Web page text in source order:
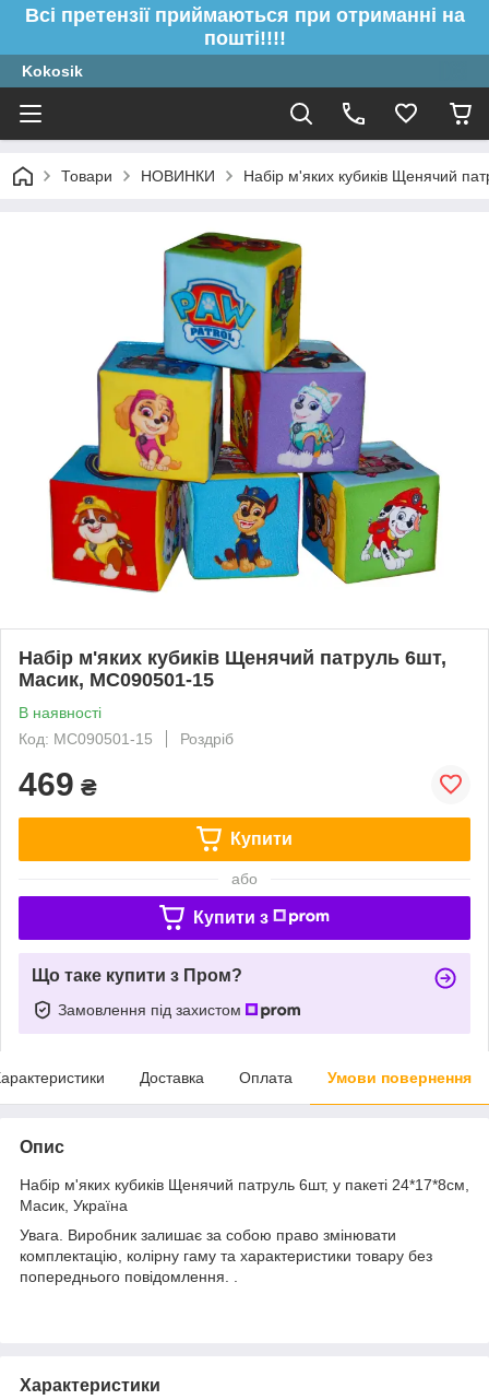
Всі претензії приймаються при отриманні на
пошті!!!!
Kokosik
Товари НОВИНКИ Набір м'яких кубиків Щенячий
Набір м'яких кубиків Щенячий патруль 6шт,
Масик, MC090501-15
В наявності
Код: MC090501-15
Роздріб
469 ₴
Купити
або
Купити з
Що таке купити з Пром?
Замовлення під захистом
Доставка Оплата Умови повернення
Опис
Набір м'яких кубиків Щенячий патруль 6шт, у пакеті 24*17*8см,
Масик, Україна
Увага. Виробник залишає за собою право змінювати
комплектацію, колірну гаму та характеристики товару без
попереднього повідомлення. .
Характеристики